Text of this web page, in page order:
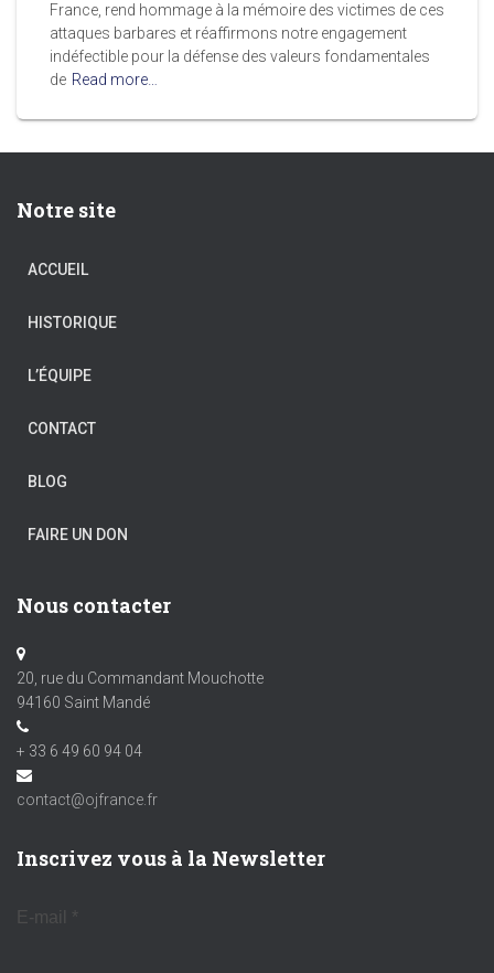
France, rend hommage à la mémoire des victimes de ces
attaques barbares et réaffirmons notre engagement
indéfectible pour la défense des valeurs fondamentales
de Read more…
Notre site
ACCUEIL
HISTORIQUE
L’ÉQUIPE
CONTACT
BLOG
FAIRE UN DON
Nous contacter
20, rue du Commandant Mouchotte
94160 Saint Mandé
+ 33 6 49 60 94 04
contact@ojfrance.fr
Inscrivez vous à la Newsletter
E-mail *